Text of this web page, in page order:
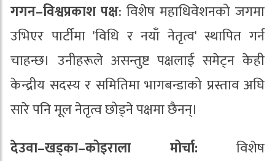
गगन–विश्वप्रकाश पक्ष: विशेष महाधिवेशनको जगमा
उभिएर पार्टीमा 'विधि र नयाँ नेतृत्व' स्थापित गर्न
चाहन्छ। उनीहरूले असन्तुष्ट पक्षलाई समेट्न केही
केन्द्रीय सदस्य र समितिमा भागबन्डाको प्रस्ताव अघि
सारे पनि मूल नेतृत्व छोड्ने पक्षमा छैनन्।
देउवा–खड्का–कोइराला मोर्चा: विशेष